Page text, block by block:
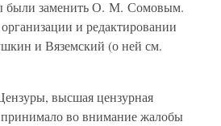
были заменить О. М. Сомовым.
и редактировании
и Вяземский (о ней см.
высшая цензурная
принимало во внимание жалобы